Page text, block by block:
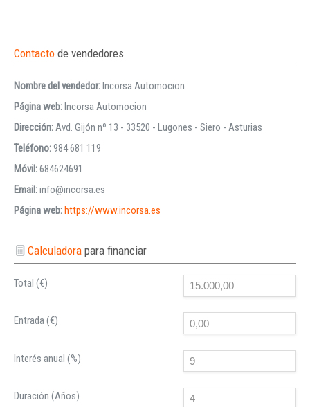
Contacto de vendedores
Nombre del vendedor:Incorsa Automocion
Página web:Incorsa Automocion
Dirección:Avd. Gijón nº 13 - 33520 - Lugones - Siero - Asturias
Teléfono:984 681 119
Móvil:684624691
Email:info@incorsa.es
Página web:https://www.incorsa.es
Calculadorapara financiar
Total (€)
Entrada (€)
Interés anual (%)
Duración (Años)